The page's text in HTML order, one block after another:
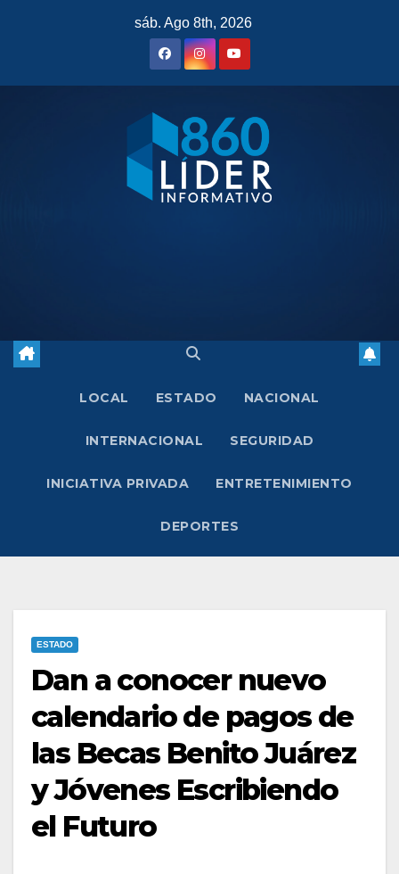
sáb. Ago 8th, 2026
LOCAL ESTADO NACIONAL
INTERNACIONAL SEGURIDAD
INICIATIVA PRIVADA ENTRETENIMIENTO
DEPORTES
ESTADO
Dan a conocer nuevo
calendario de pagos de
las Becas Benito Juárez
y Jóvenes Escribiendo
el Futuro